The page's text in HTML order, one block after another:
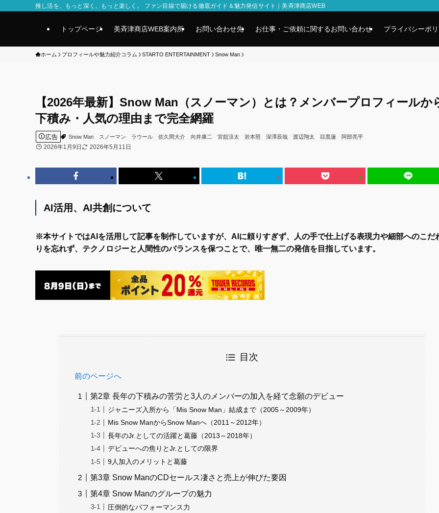
推し活を、もっと深く。もっと楽しく。 ファン目線で届ける徹底ガイド＆魅力発信サイト｜美斉津商店WEB
トップページ 美斉津商店WEB案内所 お問い合わせ先 お仕事・ご依頼に関するお問い合わせ プライバシーポ
ホーム プロフィールや魅力紹介コラム STARTO ENTERTAINMENT Snow Man
【2026年最新】Snow Man（スノーマン）とは？メンバープロフィールか
下積み・人気の理由まで完全網羅
広告 Snow Man スノーマン ラウール 佐久間大介 向井康二 宮舘涼太 岩本照 深澤辰哉 渡辺翔太 目黒蓮 阿部亮平
2026年1月9日 2026年5月11日
AI活用、AI共創について
※本サイトではAIを活用して記事を制作していますが、AIに頼りすぎず、人の手で仕上げる表現力や細部へのこだ
りを忘れず、テクノロジーと人間性のバランスを保つことで、唯一無二の発信を目指しています。
目次
前のページへ
第2章 長年の下積みの苦労と3人のメンバーの加入を経て念願のデビュー
ジャニーズ入所から「Mis Snow Man」結成まで（2005～2009年）
Mis Snow ManからSnow Manへ（2011～2012年）
長年のJr.としての活躍と葛藤（2013～2018年）
デビューへの焦りとJr.としての限界
9人加入のメリットと葛藤
第3章 Snow ManのCDセールス凄さと売上が伸びた要因
第4章 Snow Manのグループの魅力
圧倒的なパフォーマンス力